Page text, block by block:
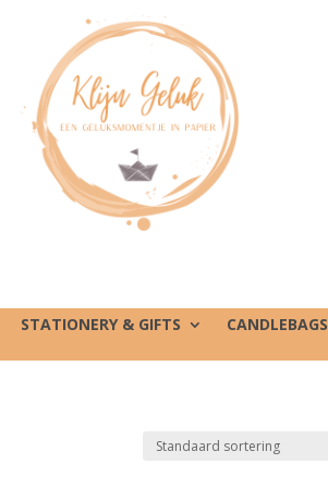
STATIONERY & GIFTS CANDLEBAGS